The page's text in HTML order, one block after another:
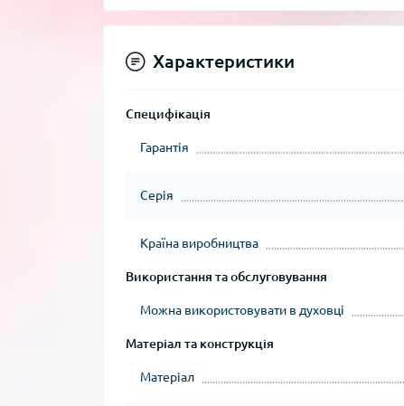
Характеристики
Специфікація
Гарантія
Серія
Країна виробництва
Використання та обслуговування
Можна використовувати в духовці
Матеріал та конструкція
Матеріал